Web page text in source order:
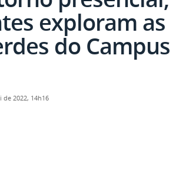
exploram as
do Campus
de 2022, 14h16